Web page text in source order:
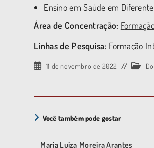
Ensino em Saúde em
Área de Concentração: F
Linhas de Pesquisa: Formação
11 de novembro de 2022
Você também pode gostar
Maria Luiza Moreira Arantes